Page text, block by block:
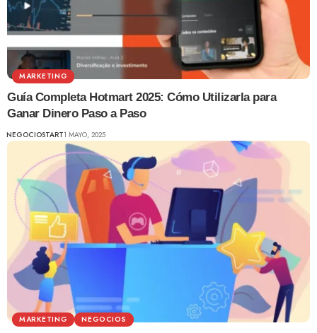
MARKETING
Guía Completa Hotmart 2025: Cómo Utilizarla para
Ganar Dinero Paso a Paso
NEGOCIOSTART1 MAYO, 2025
MARKETING NEGOCIOS